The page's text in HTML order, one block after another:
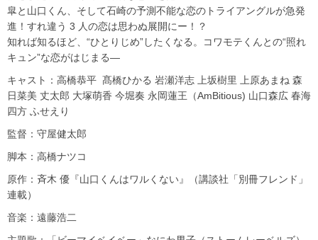
皐と山口くん、そして石崎の予測不能な恋のトライアングルが急発
進！すれ違う 3 人の恋は思わぬ展開にー！？
知れば知るほど、“ひとりじめ”したくなる。コワモテくんとの“照れ
キュン”な恋がはじまる―
キャスト：高橋恭平 髙橋ひかる 岩瀬洋志 上坂樹里 上原あまね 森
日菜美 丈太郎 大塚萌香 今堀奏 永岡蓮王 （AmBitious) 山口森広 春海
四方 ふせえり
監督：守屋健太郎
脚本：高橋ナツコ
原作：斉木 優『山口くんはワルくない』（講談社「別冊フレンド」
連載）
音楽：遠藤浩二